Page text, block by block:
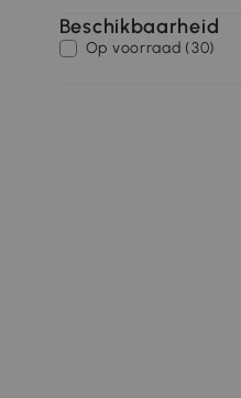
Beschikbaarheid
Op voorraad (30)